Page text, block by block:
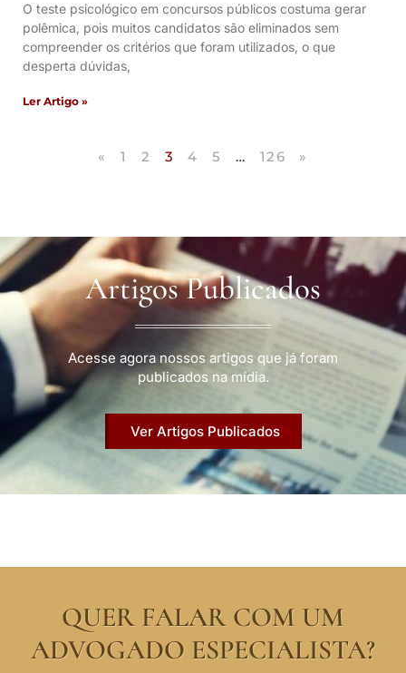
O teste psicológico em concursos públicos costuma gerar
polêmica, pois muitos candidatos são eliminados sem
compreender os critérios que foram utilizados, o que
desperta dúvidas,
Ler Artigo »
« 1 2 3 4 5 … 126 »
Artigos Publicados
Acesse agora nossos artigos que já foram
publicados na mídia.
Ver Artigos Publicados
QUER FALAR COM UM
ADVOGADO ESPECIALISTA?